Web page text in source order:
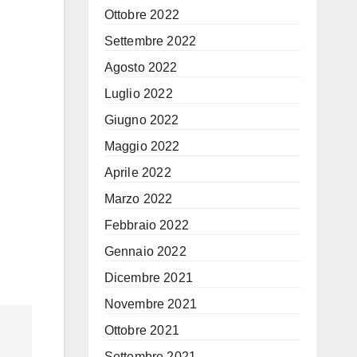
Ottobre 2022
Settembre 2022
Agosto 2022
Luglio 2022
Giugno 2022
Maggio 2022
Aprile 2022
Marzo 2022
Febbraio 2022
Gennaio 2022
Dicembre 2021
Novembre 2021
Ottobre 2021